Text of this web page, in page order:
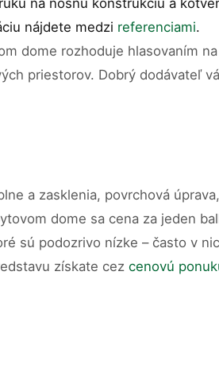
na nosnú konštrukciu a
nájdete medzi referenciami.
dome rozhoduje hlasovaním
priestorov. Dobrý dodávateľ
a zasklenia, povrchová
dome sa cena za jeden
sú podozrivo nízke – často v
získate cez cenovú